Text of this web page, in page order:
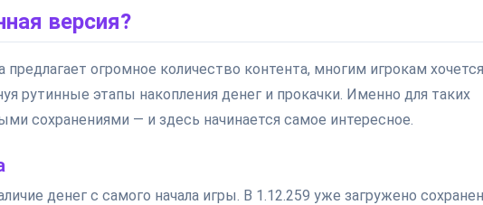
версия?
предлагает огромное количество контента, многим игрокам хочется
рутинные этапы накопления денег и прокачки. Именно для таких
сохранениями — и здесь начинается самое интересное.
денег с самого начала игры. В 1.12.259 уже загружено